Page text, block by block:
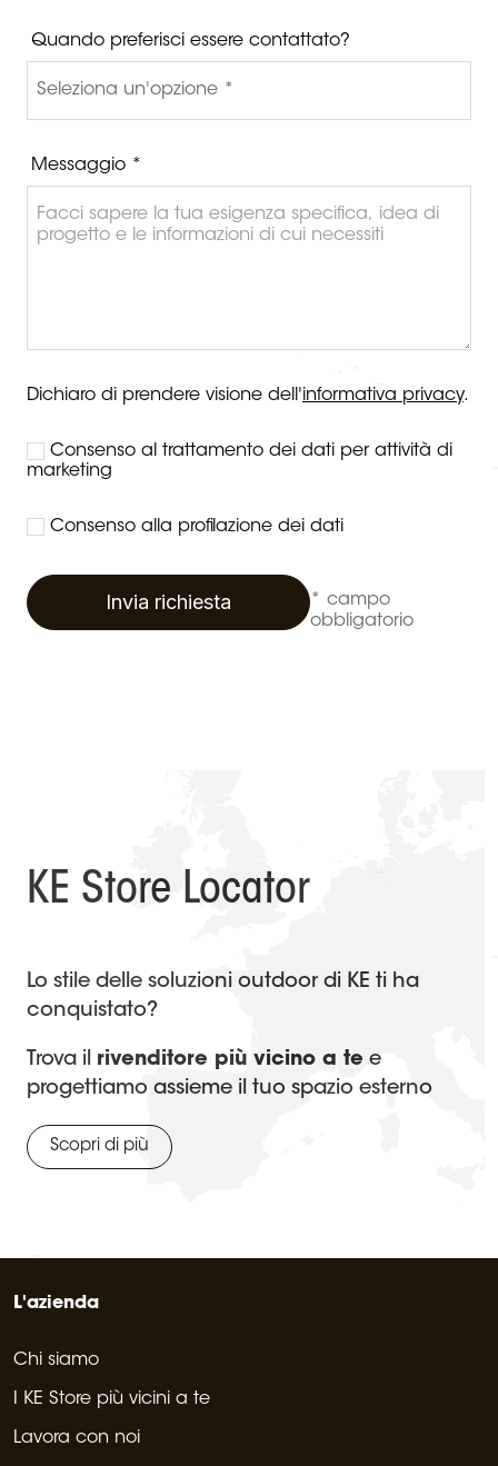
Quando preferisci essere contattato?
Messaggio *
Dichiaro di prendere visione dell'informativa privacy.
Consenso al trattamento dei dati per attività di
marketing
Consenso alla profilazione dei dati
Invia richiesta
* campo
obbligatorio
KE Store Locator
Lo stile delle soluzioni outdoor di KE ti ha
conquistato?
Trova il rivenditore più vicino a te e
progettiamo assieme il tuo spazio esterno
Scopri di più
L'azienda
Chi siamo
I KE Store più vicini a te
Lavora con noi